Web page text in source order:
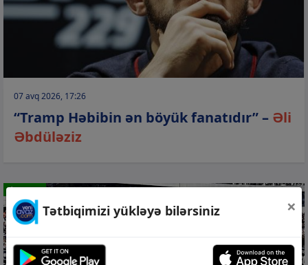
07 avq 2026, 17:26
“Tramp Həbibin ən böyük fanatıdır” – Əli
Əbdüləziz
İDMAN
Tətbiqimizi yükləyə bilərsiniz ×